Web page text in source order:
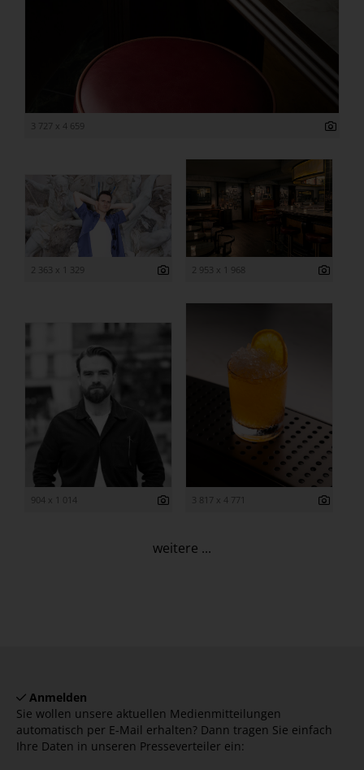
3 727 x 4 659
2 363 x 1 329 2 953 x 1 968
904 x 1 014 3 817 x 4 771
weitere ...
Anmelden
Sie wollen unsere aktuellen Medienmitteilungen
automatisch per E-Mail erhalten? Dann tragen Sie einfach
Ihre Daten in unseren Presseverteiler ein: